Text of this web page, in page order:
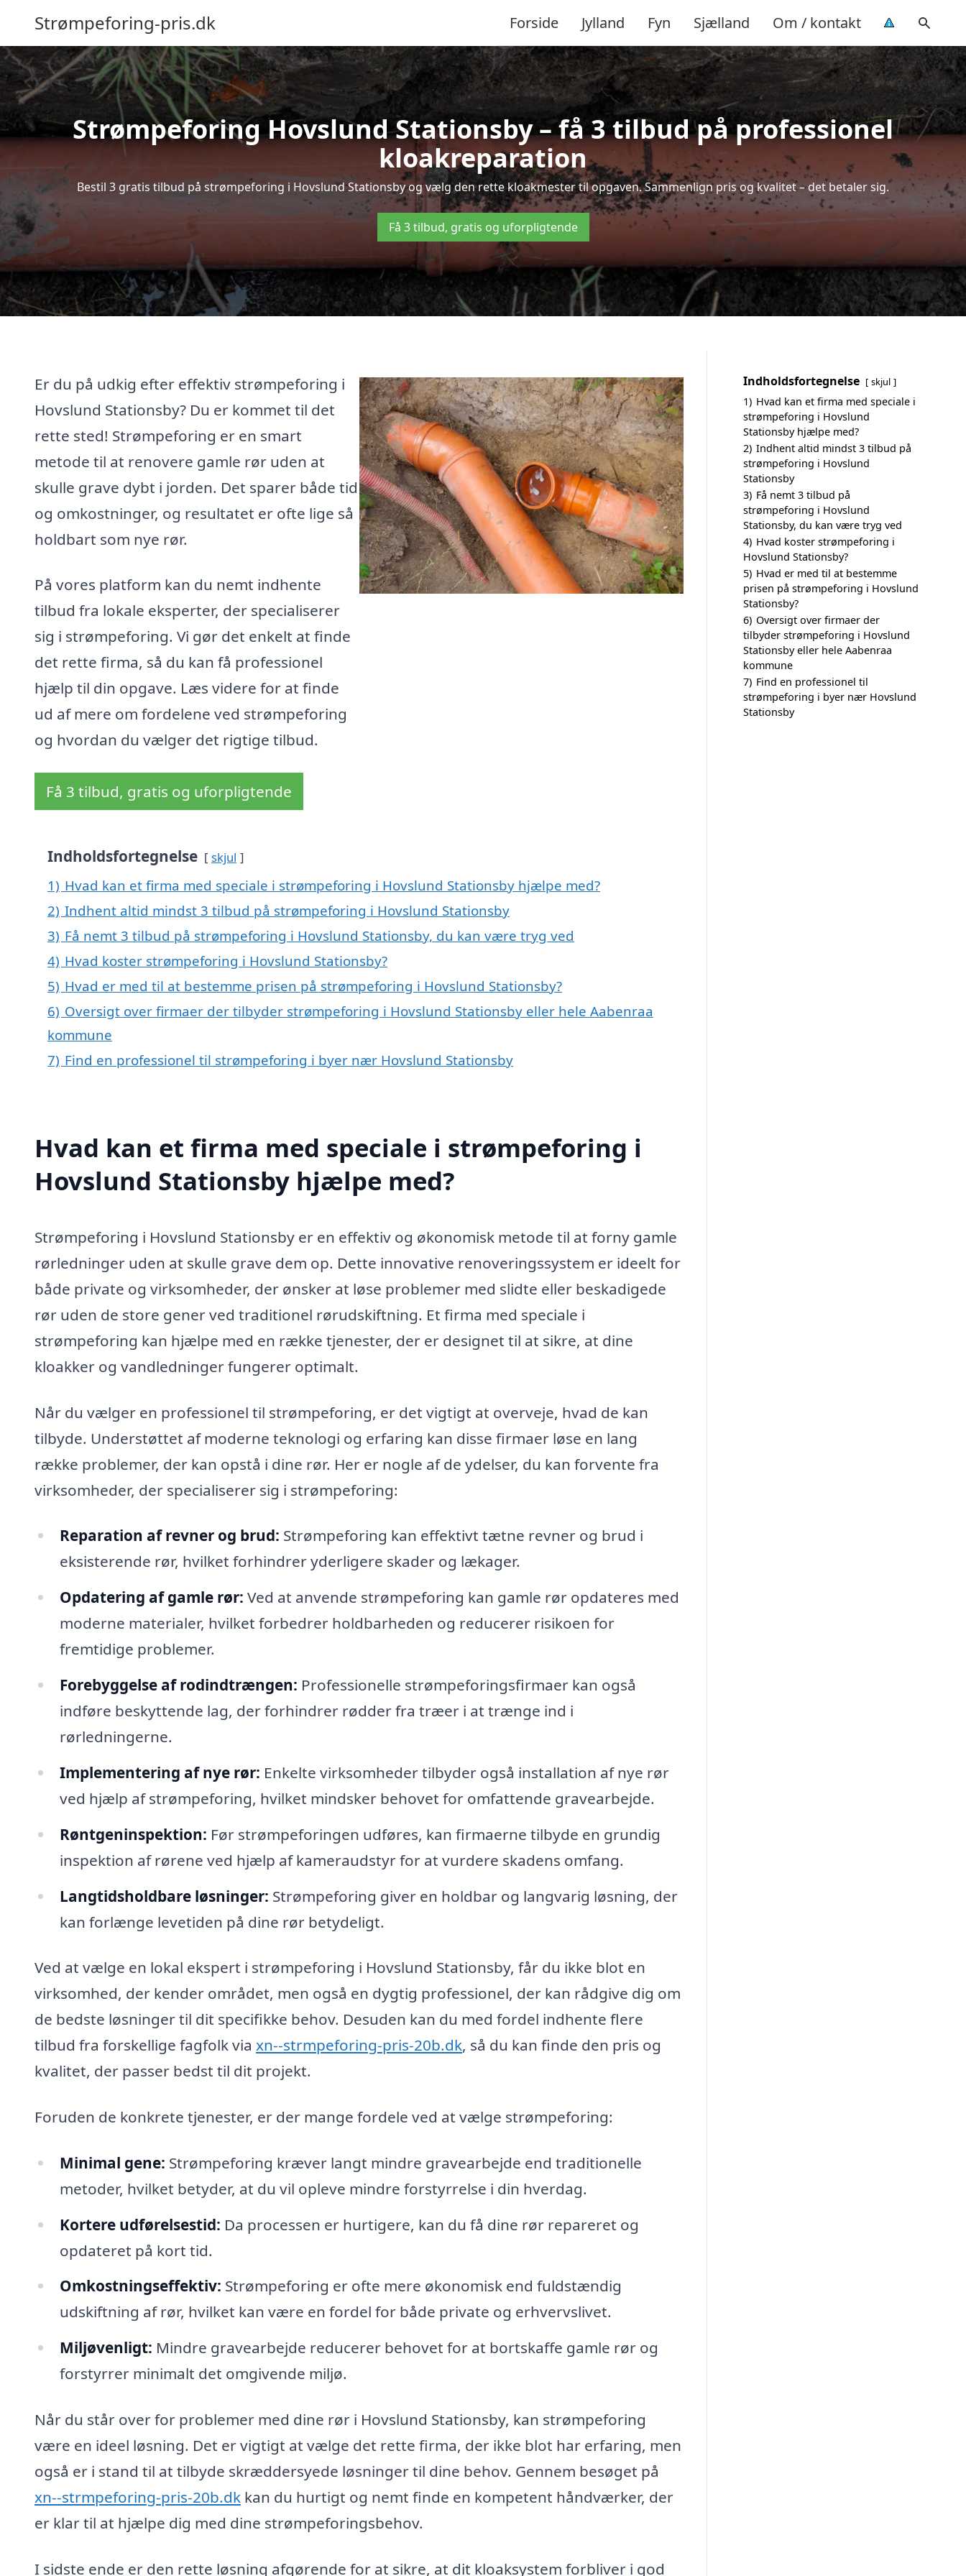
Strømpeforing-pris.dk Forside Jylland Fyn Sjælland Om / kontakt
Strømpeforing Hovslund Stationsby – få 3 tilbud på professionel
kloakreparation
Bestil 3 gratis tilbud på strømpeforing i Hovslund Stationsby og vælg den rette kloakmester til opgaven. Sammenlign pris og kvalitet – det betaler sig.
Få 3 tilbud, gratis og uforpligtende
Er du på udkig efter effektiv strømpeforing i
Hovslund Stationsby? Du er kommet til det
rette sted! Strømpeforing er en smart
metode til at renovere gamle rør uden at
skulle grave dybt i jorden. Det sparer både tid
og omkostninger, og resultatet er ofte lige så
holdbart som nye rør.
På vores platform kan du nemt indhente
tilbud fra lokale eksperter, der specialiserer
sig i strømpeforing. Vi gør det enkelt at finde
det rette firma, så du kan få professionel
hjælp til din opgave. Læs videre for at finde
ud af mere om fordelene ved strømpeforing
og hvordan du vælger det rigtige tilbud.
Få 3 tilbud, gratis og uforpligtende
Indholdsfortegnelse skjul
1) Hvad kan et firma med speciale i strømpeforing i Hovslund Stationsby hjælpe med?
2) Indhent altid mindst 3 tilbud på strømpeforing i Hovslund Stationsby
3) Få nemt 3 tilbud på strømpeforing i Hovslund Stationsby, du kan være tryg ved
4) Hvad koster strømpeforing i Hovslund Stationsby?
5) Hvad er med til at bestemme prisen på strømpeforing i Hovslund Stationsby?
6) Oversigt over firmaer der tilbyder strømpeforing i Hovslund Stationsby eller hele Aabenraa
kommune
7) Find en professionel til strømpeforing i byer nær Hovslund Stationsby
Hvad kan et firma med speciale i strømpeforing i
Hovslund Stationsby hjælpe med?
Strømpeforing i Hovslund Stationsby er en effektiv og økonomisk metode til at forny gamle
rørledninger uden at skulle grave dem op. Dette innovative renoveringssystem er ideelt for
både private og virksomheder, der ønsker at løse problemer med slidte eller beskadigede
rør uden de store gener ved traditionel rørudskiftning. Et firma med speciale i
strømpeforing kan hjælpe med en række tjenester, der er designet til at sikre, at dine
kloakker og vandledninger fungerer optimalt.
Når du vælger en professionel til strømpeforing, er det vigtigt at overveje, hvad de kan
tilbyde. Understøttet af moderne teknologi og erfaring kan disse firmaer løse en lang
række problemer, der kan opstå i dine rør. Her er nogle af de ydelser, du kan forvente fra
virksomheder, der specialiserer sig i strømpeforing:
Reparation af revner og brud: Strømpeforing kan effektivt tætne revner og brud i
eksisterende rør, hvilket forhindrer yderligere skader og lækager.
Opdatering af gamle rør: Ved at anvende strømpeforing kan gamle rør opdateres med
moderne materialer, hvilket forbedrer holdbarheden og reducerer risikoen for
fremtidige problemer.
Forebyggelse af rodindtrængen: Professionelle strømpeforingsfirmaer kan også
indføre beskyttende lag, der forhindrer rødder fra træer i at trænge ind i
rørledningerne.
Implementering af nye rør: Enkelte virksomheder tilbyder også installation af nye rør
ved hjælp af strømpeforing, hvilket mindsker behovet for omfattende gravearbejde.
Røntgeninspektion: Før strømpeforingen udføres, kan firmaerne tilbyde en grundig
inspektion af rørene ved hjælp af kameraudstyr for at vurdere skadens omfang.
Langtidsholdbare løsninger: Strømpeforing giver en holdbar og langvarig løsning, der
kan forlænge levetiden på dine rør betydeligt.
Ved at vælge en lokal ekspert i strømpeforing i Hovslund Stationsby, får du ikke blot en
virksomhed, der kender området, men også en dygtig professionel, der kan rådgive dig om
de bedste løsninger til dit specifikke behov. Desuden kan du med fordel indhente flere
tilbud fra forskellige fagfolk via xn--strmpeforing-pris-20b.dk, så du kan finde den pris og
kvalitet, der passer bedst til dit projekt.
Foruden de konkrete tjenester, er der mange fordele ved at vælge strømpeforing:
Minimal gene: Strømpeforing kræver langt mindre gravearbejde end traditionelle
metoder, hvilket betyder, at du vil opleve mindre forstyrrelse i din hverdag.
Kortere udførelsestid: Da processen er hurtigere, kan du få dine rør repareret og
opdateret på kort tid.
Omkostningseffektiv: Strømpeforing er ofte mere økonomisk end fuldstændig
udskiftning af rør, hvilket kan være en fordel for både private og erhvervslivet.
Miljøvenligt: Mindre gravearbejde reducerer behovet for at bortskaffe gamle rør og
forstyrrer minimalt det omgivende miljø.
Når du står over for problemer med dine rør i Hovslund Stationsby, kan strømpeforing
være en ideel løsning. Det er vigtigt at vælge det rette firma, der ikke blot har erfaring, men
også er i stand til at tilbyde skræddersyede løsninger til dine behov. Gennem besøget på
xn--strmpeforing-pris-20b.dk kan du hurtigt og nemt finde en kompetent håndværker, der
er klar til at hjælpe dig med dine strømpeforingsbehov.
I sidste ende er den rette løsning afgørende for at sikre, at dit kloaksystem forbliver i god
Indholdsfortegnelse skjul
1) Hvad kan et firma med speciale i
strømpeforing i Hovslund
Stationsby hjælpe med?
2) Indhent altid mindst 3 tilbud på
strømpeforing i Hovslund
Stationsby
3) Få nemt 3 tilbud på
strømpeforing i Hovslund
Stationsby, du kan være tryg ved
4) Hvad koster strømpeforing i
Hovslund Stationsby?
5) Hvad er med til at bestemme
prisen på strømpeforing i Hovslund
Stationsby?
6) Oversigt over firmaer der
tilbyder strømpeforing i Hovslund
Stationsby eller hele Aabenraa
kommune
7) Find en professionel til
strømpeforing i byer nær Hovslund
Stationsby